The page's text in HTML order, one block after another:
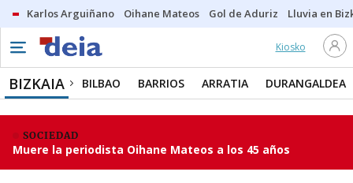
Karlos Arguiñano Oihane Mateos Gol de Aduriz Lluvia en
Kiosko
BIZKAIA BILBAO BARRIOS ARRATIA DURANGALDEA
SOCIEDAD
Muere la periodista Oihane Mateos a los 45 años